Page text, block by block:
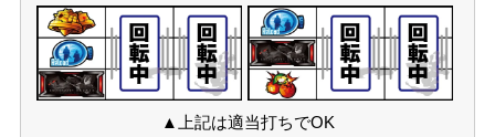
▲上記は適当打ちでOK